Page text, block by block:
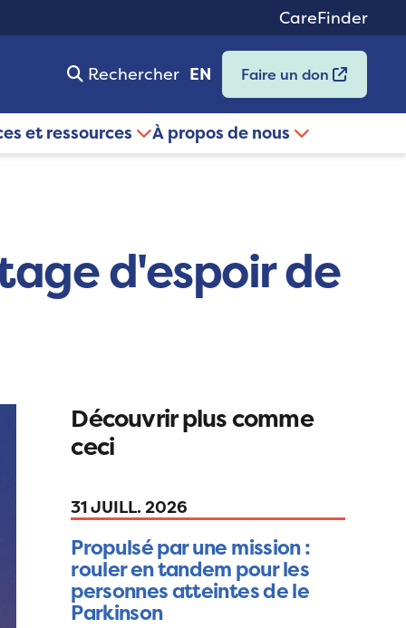
CareFinder
Rechercher EN Faire un don
et ressources À propos de nous
d'espoir de
Découvrir plus comme
ceci
31 JUILL. 2026
Propulsé par une mission :
rouler en tandem pour les
personnes atteintes de le
Parkinson